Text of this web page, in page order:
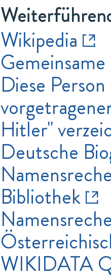
Wikipedia
Diese
Hitler"
Deutsche
Bibliothek
WIKIDATA